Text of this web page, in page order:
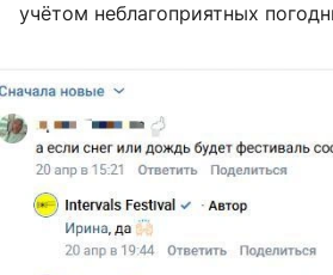
учётом неблагоприятных